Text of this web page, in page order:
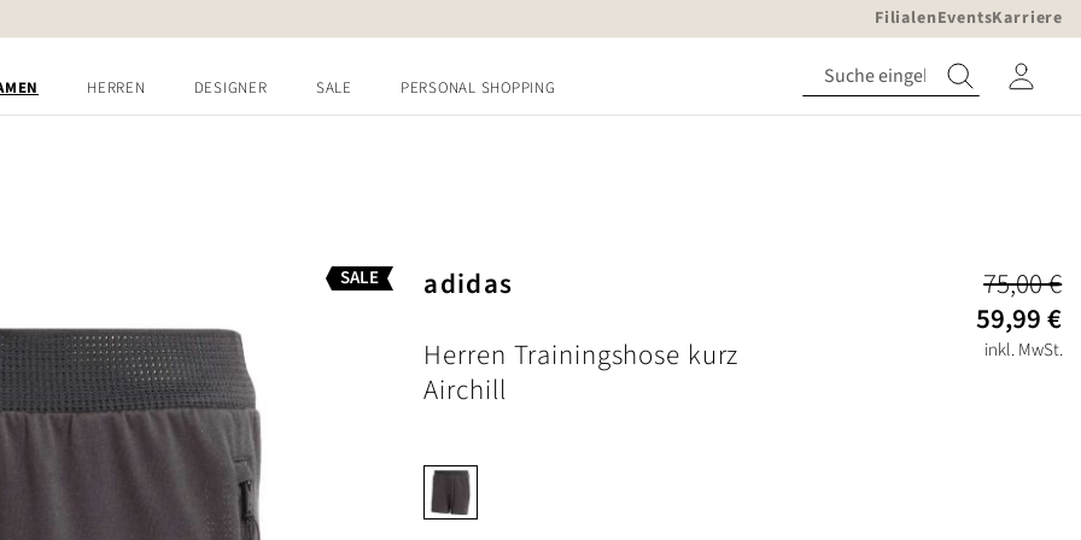
FilialenEventsKarriere
HERREN DESIGNER SALE PERSONAL SHOPPING
SALE
adidas
Herren Trainingshose kurz
Airchill
75,00 €
59,99 €
inkl. MwSt.